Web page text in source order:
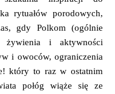
rytuałów porodowych,
gdy Polkom (ogólnie
żywienia i aktywności
i owoców, ograniczenia
który to raz w ostatnim
połóg wiąże się ze